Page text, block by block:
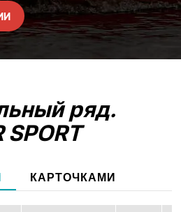
ряд.
SPORT
КАРТОЧКАМИ